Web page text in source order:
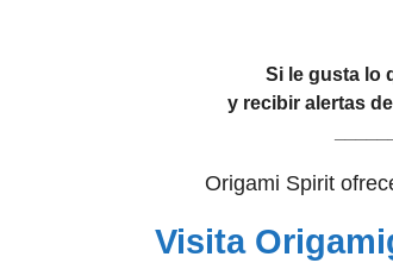
Si le gusta lo
y recibir alertas
Origami Spirit
Visita